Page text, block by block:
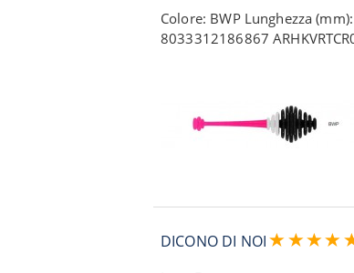
Colore: BWP Lunghezza
8033312186867
DICONO DI NOI